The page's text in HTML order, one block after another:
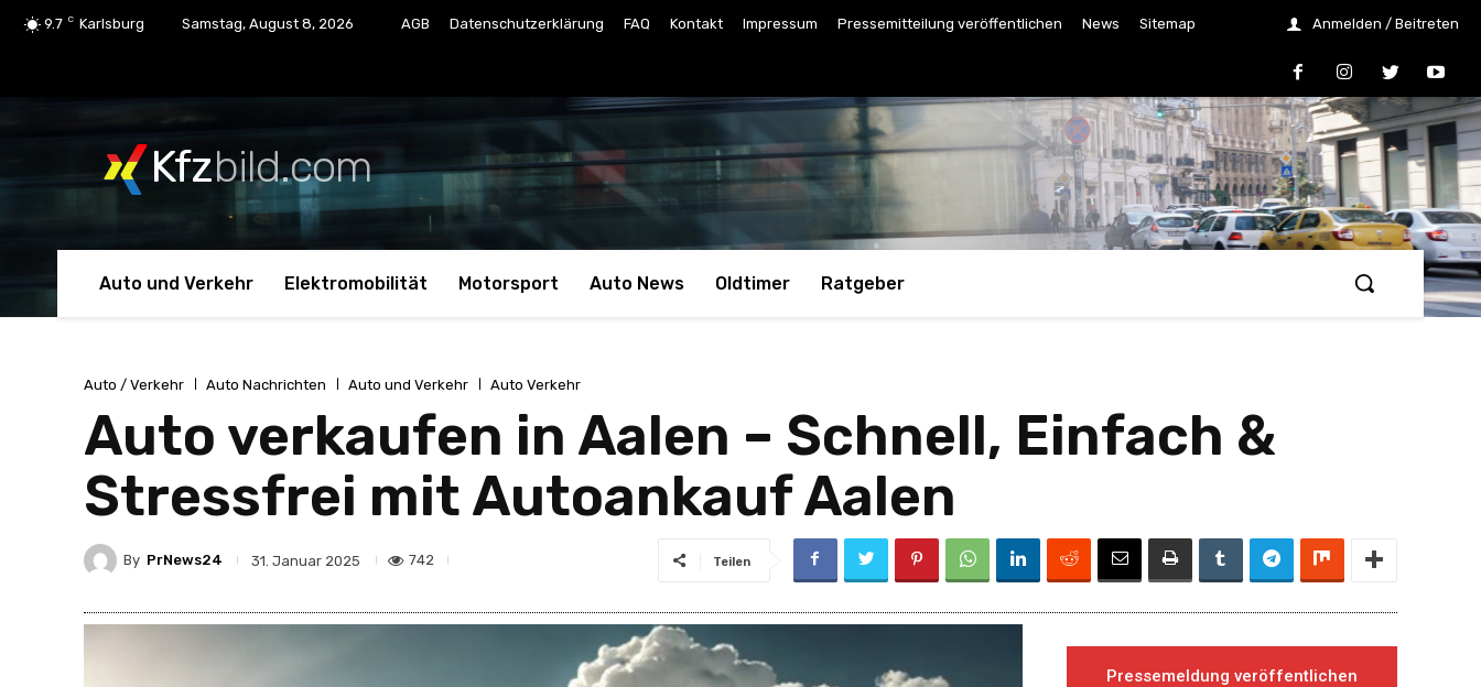
9.7 C Karlsburg Samstag, August 8, 2026 AGB Datenschutzerklärung FAQ Kontakt Impressum Pressemitteilung veröffentlichen News Sitemap Anmelden / Beitreten
Kfzbild.com
Auto und Verkehr Elektromobilität Motorsport Auto News Oldtimer Ratgeber
Auto / Verkehr Auto Nachrichten Auto und Verkehr Auto Verkehr
Auto verkaufen in Aalen – Schnell, Einfach &
Stressfrei mit Autoankauf Aalen
By PrNews24 31. Januar 2025 742 Teilen
Pressemeldung veröffentlichen